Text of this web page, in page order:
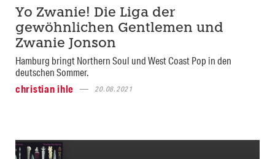
Yo Zwanie! Die Liga der
gewöhnlichen Gentlemen und
Zwanie Jonson
Hamburg bringt Northern Soul und West Coast Pop in den
deutschen Sommer.
christian ihle
20.08.2021